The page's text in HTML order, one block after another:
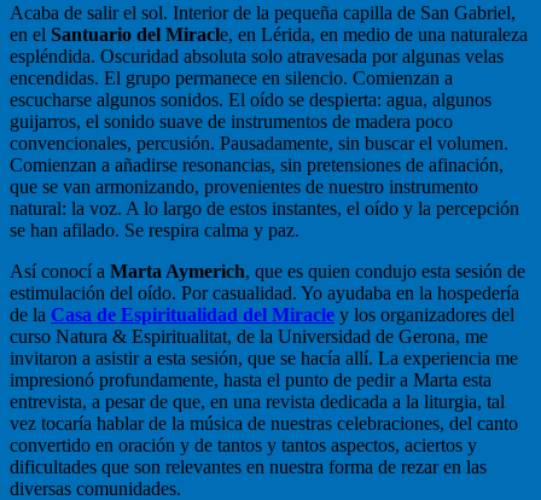
Acaba de salir el sol. Interior de la pequeña capilla de San Gabriel,
en el Santuario del Miracle, en Lérida, en medio de una naturaleza
espléndida. Oscuridad absoluta solo atravesada por algunas velas
encendidas. El grupo permanece en silencio. Comienzan a
escucharse algunos sonidos. El oído se despierta: agua, algunos
guijarros, el sonido suave de instrumentos de madera poco
convencionales, percusión. Pausadamente, sin buscar el volumen.
Comienzan a añadirse resonancias, sin pretensiones de afinación,
que se van armonizando, provenientes de nuestro instrumento
natural: la voz. A lo largo de estos instantes, el oído y la percepción
se han afilado. Se respira calma y paz.
Así conocí a Marta Aymerich, que es quien condujo esta sesión de
estimulación del oído. Por casualidad. Yo ayudaba en la hospedería
de la Casa de Espiritualidad del Miracle y los organizadores del
curso Natura & Espiritualitat, de la Universidad de Gerona, me
invitaron a asistir a esta sesión, que se hacía allí. La experiencia me
impresionó profundamente, hasta el punto de pedir a Marta esta
entrevista, a pesar de que, en una revista dedicada a la liturgia, tal
vez tocaría hablar de la música de nuestras celebraciones, del canto
convertido en oración y de tantos y tantos aspectos, aciertos y
dificultades que son relevantes en nuestra forma de rezar en las
diversas comunidades.